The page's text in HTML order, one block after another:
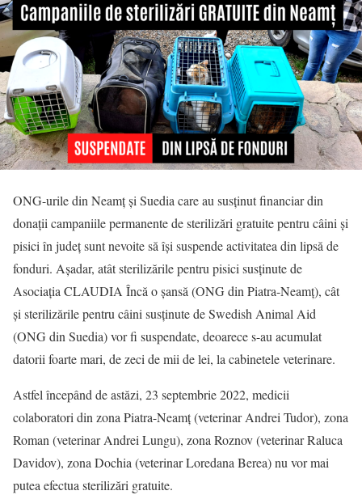
ONG-urile din Neamț și Suedia care au susținut financiar din
donații campaniile permanente de sterilizări gratuite pentru câini și
pisici în județ sunt nevoite să își suspende activitatea din lipsă de
fonduri. Așadar, atât sterilizările pentru pisici susținute de
Asociația CLAUDIA Încă o șansă (ONG din Piatra-Neamț), cât
și sterilizările pentru câini susținute de Swedish Animal Aid
(ONG din Suedia) vor fi suspendate, deoarece s-au acumulat
datorii foarte mari, de zeci de mii de lei, la cabinetele veterinare.
Astfel începând de astăzi, 23 septembrie 2022, medicii
colaboratori din zona Piatra-Neamț (veterinar Andrei Tudor), zona
Roman (veterinar Andrei Lungu), zona Roznov (veterinar Raluca
Davidov), zona Dochia (veterinar Loredana Berea) nu vor mai
putea efectua sterilizări gratuite.